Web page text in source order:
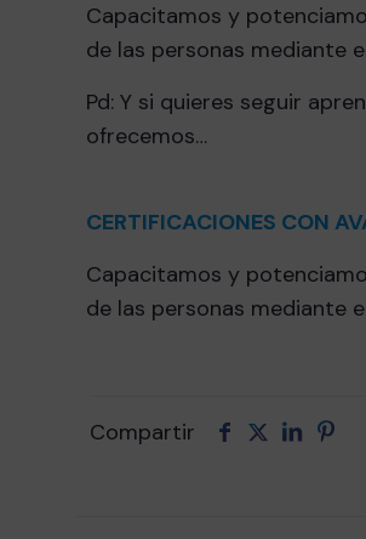
Capacitamos y
de las personas mediante
Pd: Y si quieres seguir
ofrecemos…
CERTIFICACIONES CON
Capacitamos y
de las personas mediante
Compartir